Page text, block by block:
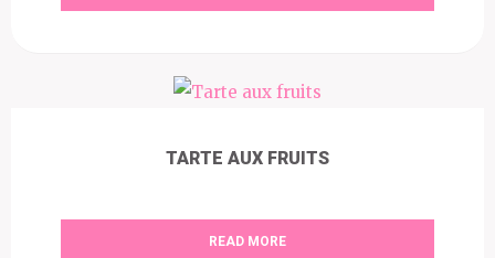
TARTE AUX FRUITS
READ MORE